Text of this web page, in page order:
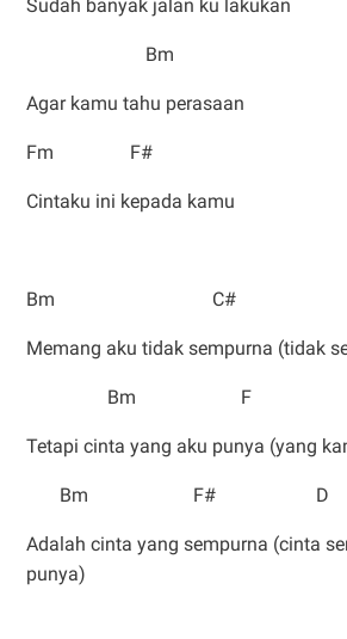
Sudah banyak jalan ku lakukan
Bm
Agar kamu tahu perasaan
Fm F#
Cintaku ini kepada kamu
Bm C#
Memang aku tidak sempurna (tidak
Bm F
Tetapi cinta yang aku punya (yang
Bm F# D
Adalah cinta yang sempurna (cinta
punya)